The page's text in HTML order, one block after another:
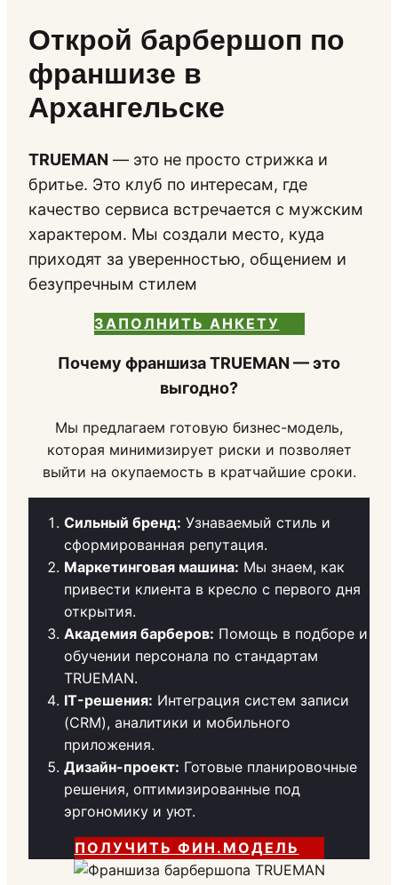
Открой барбершоп по
франшизе в
Архангельске
TRUEMAN — это не просто стрижка и
бритье. Это клуб по интересам, где
качество сервиса встречается с мужским
характером. Мы создали место, куда
приходят за уверенностью, общением и
безупречным стилем
ЗАПОЛНИТЬ АНКЕТУ
Почему франшиза TRUEMAN — это
выгодно?
Мы предлагаем готовую бизнес-модель,
которая минимизирует риски и позволяет
выйти на окупаемость в кратчайшие сроки.
Сильный бренд: Узнаваемый стиль и
сформированная репутация.
Маркетинговая машина: Мы знаем, как
привести клиента в кресло с первого дня
открытия.
Академия барберов: Помощь в подборе и
обучении персонала по стандартам
TRUEMAN.
IT-решения: Интеграция систем записи
(CRM), аналитики и мобильного
приложения.
Дизайн-проект: Готовые планировочные
решения, оптимизированные под
эргономику и уют.
ПОЛУЧИТЬ ФИН.МОДЕЛЬ